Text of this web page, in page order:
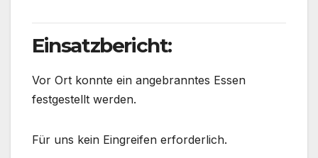
Einsatzbericht:
Vor Ort konnte ein angebranntes Essen
festgestellt werden.
Für uns kein Eingreifen erforderlich.